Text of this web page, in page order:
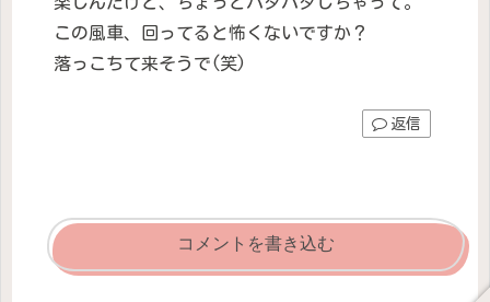
この風車、回ってると怖くないですか？
落っこちて来そうで(笑)
返信
コメントを書き込む